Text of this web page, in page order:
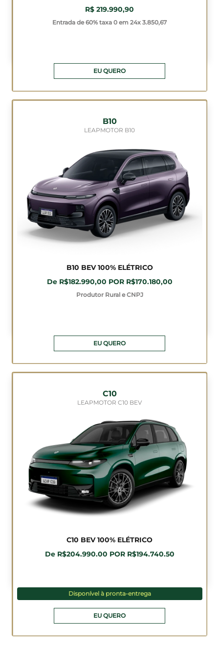
R$ 219.990,90
Entrada de 60% taxa 0 em 24x 3.850,67
EU QUERO
B10
LEAPMOTOR B10
B10 BEV 100% ELÉTRICO
De R$182.990,00 POR R$170.180,00
Produtor Rural e CNPJ
EU QUERO
C10
LEAPMOTOR C10 BEV
C10 BEV 100% ELÉTRICO
De R$204.990.00 POR R$194.740.50
Disponível à pronta-entrega
EU QUERO